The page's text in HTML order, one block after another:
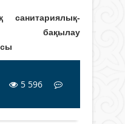
санитариялық-
бақылау
5 596